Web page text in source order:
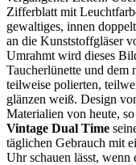
Zifferblatt mit
gewaltiges, innen
an die Kunststoffgläser
Umrahmt wird dieses
Taucherlünette und dem
teilweise polierten,
glänzen weiß. Design
Materialien von heute,
Vintage Dual Time
täglichen Gebrauch mit
Uhr schauen lässt, wenn